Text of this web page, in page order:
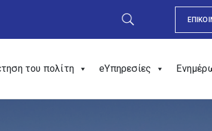
του πολίτη eΥπηρεσίες